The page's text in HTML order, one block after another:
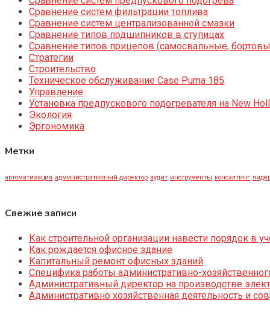
Сравнение систем фильтрации топлива
Сравнение систем централизованной смазки
Сравнение типов подшипников в ступицах
Сравнение типов прицепов (самосвальные,
Стратегии
Строительство
Техническое обслуживание Case Puma 185
Управление
Установка предпускового подогревателя на New
Экология
Эргономика
Метки
автоматизация административный директор аудит инструменты консалтинг
Свежие записи
Как строительной организации навести порядок в
Как рождается офисное здание
Капитальный ремонт офисных зданий
Специфика работы административно-
Административный директор на производстве
Административно хозяйственная деятельность и